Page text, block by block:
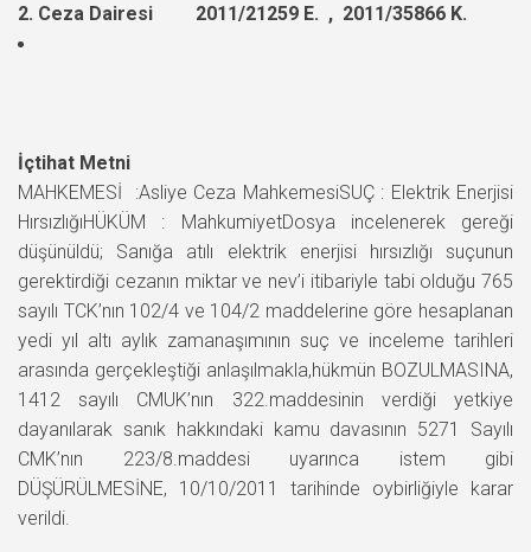
2. Ceza Dairesi 2011/21259 E. , 2011/35866 K.
İçtihat Metni
MAHKEMESİ :Asliye Ceza MahkemesiSUÇ : Elektrik Enerjisi
HırsızlığıHÜKÜM : MahkumiyetDosya incelenerek gereği
düşünüldü; Sanığa atılı elektrik enerjisi hırsızlığı suçunun
gerektirdiği cezanın miktar ve nev’i itibariyle tabi olduğu 765
sayılı TCK’nın 102/4 ve 104/2 maddelerine göre hesaplanan
yedi yıl altı aylık zamanaşımının suç ve inceleme tarihleri
arasında gerçekleştiği anlaşılmakla,hükmün BOZULMASINA,
1412 sayılı CMUK’nın 322.maddesinin verdiği yetkiye
dayanılarak sanık hakkındaki kamu davasının 5271 Sayılı
CMK’nın 223/8.maddesi uyarınca istem gibi
DÜŞÜRÜLMESİNE, 10/10/2011 tarihinde oybirliğiyle karar
verildi.